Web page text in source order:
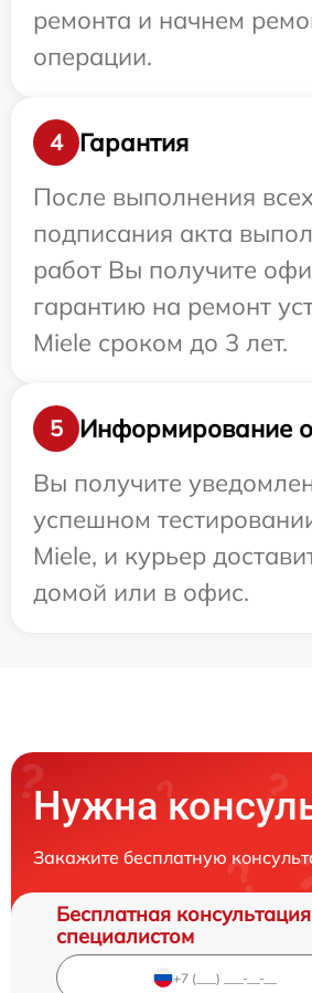
ремонта и начнем
операции.
4
Гарантия
После выполнения
подписания акта
работ Вы получите
гарантию на ремонт
Miele сроком до 3 лет.
5
Информирование о
Вы получите
успешном
Miele, и курьер
домой или в офис.
Нужна
Закажите бесплатную
Бесплатная
специалистом